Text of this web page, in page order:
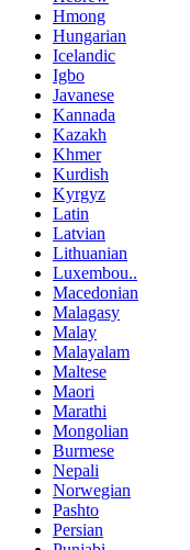
Hmong
Hungarian
Icelandic
Igbo
Javanese
Kannada
Kazakh
Khmer
Kurdish
Kyrgyz
Latin
Latvian
Lithuanian
Luxembou..
Macedonian
Malagasy
Malay
Malayalam
Maltese
Maori
Marathi
Mongolian
Burmese
Nepali
Norwegian
Pashto
Persian